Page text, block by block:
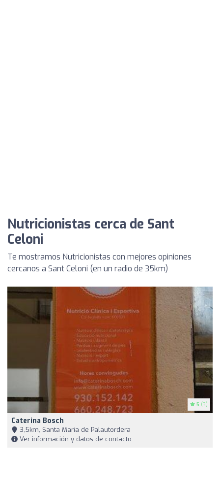
Nutricionistas cerca de Sant
Celoni
Te mostramos Nutricionistas con mejores opiniones
cercanos a Sant Celoni (en un radio de 35km)
5 (3)
Caterina Bosch
3,5km, Santa Maria de Palautordera
Ver información y datos de contacto